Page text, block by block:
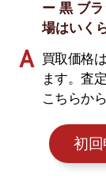
ー 黒 ブ
場はいく
買取価格
ます。査
こちらか
初